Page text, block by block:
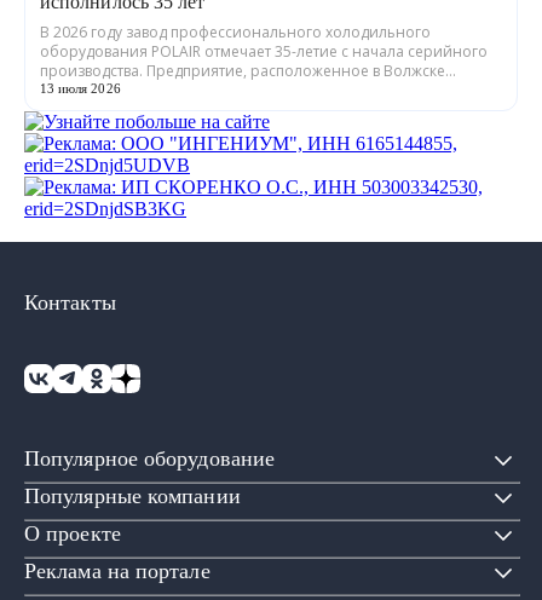
В 2026 году завод профессионального холодильного
оборудования POLAIR отмечает 35-летие с начала серийного
производства. Предприятие, расположенное в Волжске
Республики Марий Эл, выпускает обору...
13 июля 2026
Популярное оборудование
Популярные компании
О проекте
Реклама на портале
Контакты